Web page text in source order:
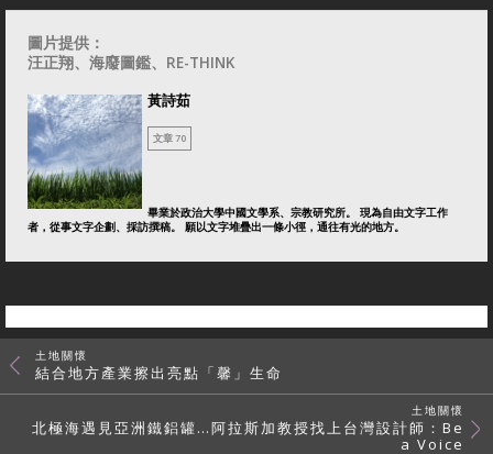
圖片提供：
汪正翔、海廢圖鑑、RE-THINK
黃詩茹
文章 70
畢業於政治大學中國文學系、宗教研究所。 現為自由文字工作
者，從事文字企劃、採訪撰稿。 願以文字堆疊出一條小徑，通往有光的地方。
土地關懷
結合地方產業擦出亮點「馨」生命
土地關懷
北極海遇見亞洲鐵鋁罐…阿拉斯加教授找上台灣設計師：Be
a Voice